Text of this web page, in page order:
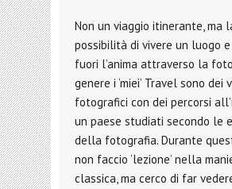
Non un viaggio itinerante, ma
possibilità di vivere un luogo
fuori l’anima attraverso la
genere i ‘miei’ Travel sono dei
fotografici con dei percorsi
un paese studiati secondo le
della fotografia. Durante
non faccio ‘lezione’ nella
classica, ma cerco di far